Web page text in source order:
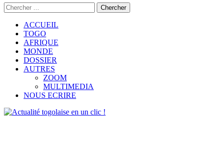
ACCUEIL
TOGO
AFRIQUE
MONDE
DOSSIER
AUTRES
ZOOM
MULTIMEDIA
NOUS ECRIRE